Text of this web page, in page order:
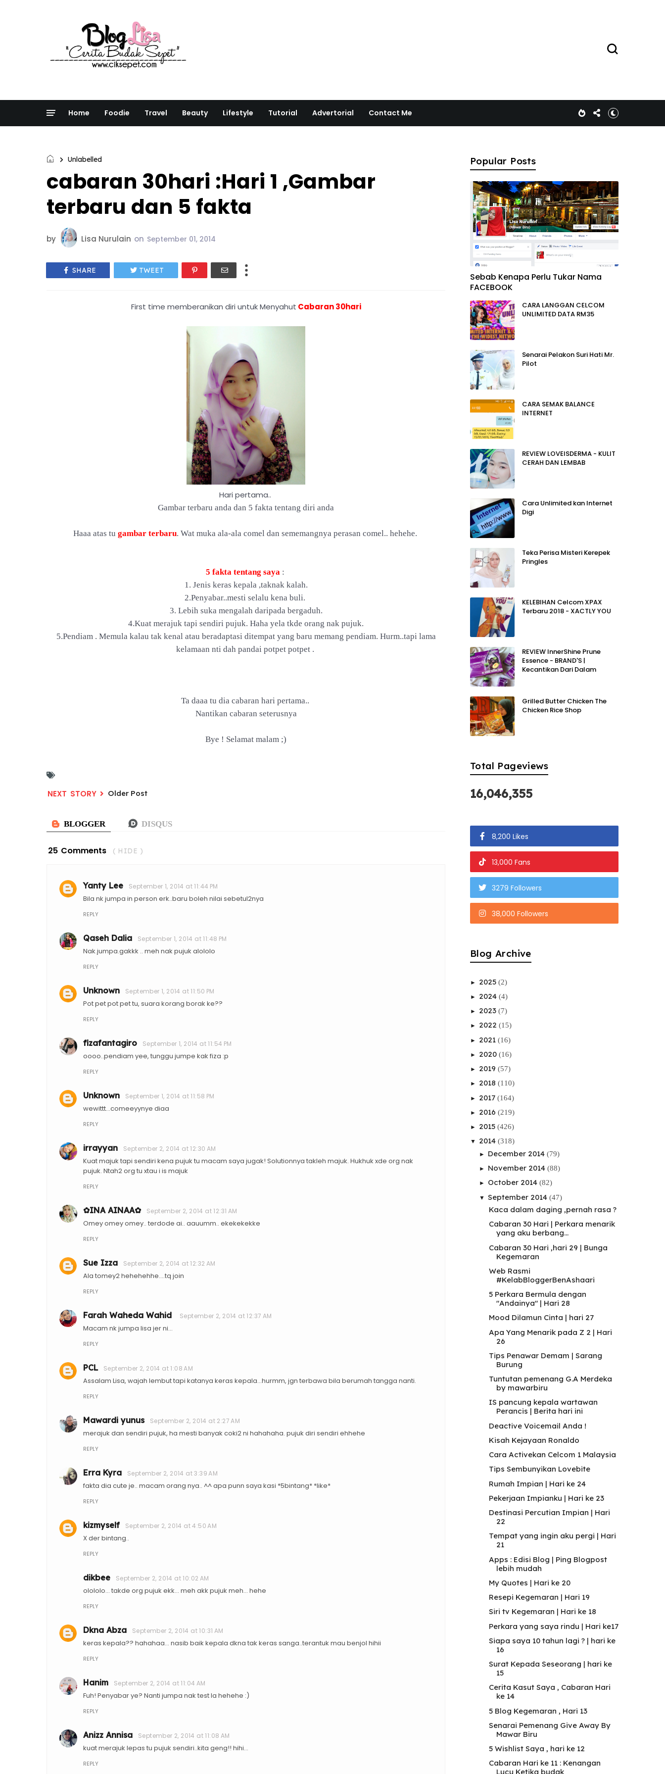
Home Foodie Travel Beauty Lifestyle Tutorial Advertorial Contact Me
Unlabelled
cabaran 30hari :Hari 1 ,Gambar
terbaru dan 5 fakta
by Lisa Nurulain on September 01, 2014
SHARE TWEET
First time memberanikan diri untuk Menyahut Cabaran 30hari
Hari pertama..
Gambar terbaru anda dan 5 fakta tentang diri anda
Haaa atas tu gambar terbaru. Wat muka ala-ala comel dan sememangnya perasan comel.. hehehe.
5 fakta tentang saya:
1. Jenis keras kepala ,taknak kalah.
2.Penyabar..mesti selalu kena buli.
3. Lebih suka mengalah daripada bergaduh.
4.Kuat merajuk tapi sendiri pujuk. Haha yela tkde orang nak pujuk.
5.Pendiam . Memula kalau tak kenal atau beradaptasi ditempat yang baru memang pendiam. Hurm..tapi lama
kelamaan nti dah pandai potpet potpet .
Ta daaa tu dia cabaran hari pertama..
Nantikan cabaran seterusnya
Bye ! Selamat malam ;)
Older Post
25 Comments ( HIDE )
Yanty Lee September 1, 2014 at 11:44 PM
Bila nk jumpa in person erk..baru boleh nilai sebetul2nya
REPLY
Qaseh Dalia September 1, 2014 at 11:48 PM
Nak.jumpa.gakkk .. meh nak pujuk alololo
REPLY
Unknown September 1, 2014 at 11:50 PM
Pot pet pot pet tu, suara korang borak ke??
REPLY
fizafantagiro September 1, 2014 at 11:54 PM
oooo..pendiam yee, tunggu jumpe kak fiza :p
REPLY
Unknown September 1, 2014 at 11:58 PM
wewittt...comeeyynye diaa
REPLY
irrayyan September 2, 2014 at 12:30 AM
Kuat majuk tapi sendiri kena pujuk tu macam saya jugak! Solutionnya takleh majuk. Hukhuk xde org nak
pujuk. Ntah2 org tu xtau i is majuk
REPLY
✿INA AINAA✿ September 2, 2014 at 12:31 AM
Omey omey omey.. terdode ai.. aauumm.. ekekekekke
REPLY
Sue Izza September 2, 2014 at 12:32 AM
Ala tomey2 hehehehhe....tq join
REPLY
Farah Waheda Wahid September 2, 2014 at 12:37 AM
Macam nk jumpa lisa jer ni...
REPLY
PCL September 2, 2014 at 1:08 AM
Assalam Lisa, wajah lembut tapi katanya keras kepala...hurmm, jgn terbawa bila berumah tangga nanti.
REPLY
Mawardi yunus September 2, 2014 at 2:27 AM
merajuk dan sendiri pujuk, ha mesti banyak coki2 ni hahahaha. pujuk diri sendiri ehhehe
REPLY
Erra Kyra September 2, 2014 at 3:39 AM
fakta dia cute je.. macam orang nya.. ^^ apa punn saya kasi *5bintang* *like*
REPLY
kizmyself September 2, 2014 at 4:50 AM
X der bintang..
REPLY
dikbee September 2, 2014 at 10:02 AM
olololo... takde org pujuk ekk... meh akk pujuk meh... hehe
REPLY
Dkna Abza September 2, 2014 at 10:31 AM
keras kepala?? hahahaa... nasib baik kepala dkna tak keras sanga..terantuk mau benjol hihii
REPLY
Hanim September 2, 2014 at 11:04 AM
Fuh! Penyabar ye? Nanti jumpa nak test la hehehe :)
REPLY
Anizz Annisa September 2, 2014 at 11:08 AM
kuat merajuk lepas tu pujuk sendiri..kita geng!! hihi...
REPLY
Popular Posts
Sebab Kenapa Perlu Tukar Nama
FACEBOOK
CARA LANGGAN CELCOM
UNLIMITED DATA RM35
Senarai Pelakon Suri Hati Mr.
Pilot
CARA SEMAK BALANCE
INTERNET
REVIEW LOVEISDERMA - KULIT
CERAH DAN LEMBAB
Cara Unlimited kan Internet
Digi
Teka Perisa Misteri Kerepek
Pringles
KELEBIHAN Celcom XPAX
Terbaru 2018 - XACTLY YOU
REVIEW InnerShine Prune
Essence - BRAND'S |
Kecantikan Dari Dalam
Grilled Butter Chicken The
Chicken Rice Shop
Total Pageviews
16,046,355
8,200 Likes
13,000 Fans
3279 Followers
38,000 Followers
Blog Archive
► 2025 (2)
► 2024 (4)
► 2023 (7)
► 2022 (15)
► 2021 (16)
► 2020 (16)
► 2019 (57)
► 2018 (110)
► 2017 (164)
► 2016 (219)
► 2015 (426)
▼ 2014 (318)
► December 2014 (79)
► November 2014 (88)
► October 2014 (82)
▼ September 2014 (47)
Kaca dalam daging ,pernah rasa ?
Cabaran 30 Hari | Perkara menarik
yang aku berbang...
Cabaran 30 Hari ,hari 29 | Bunga
Kegemaran
Web Rasmi
#KelabBloggerBenAshaari
5 Perkara Bermula dengan
"Andainya" | Hari 28
Mood Dilamun Cinta | hari 27
Apa Yang Menarik pada Z 2 | Hari
26
Tips Penawar Demam | Sarang
Burung
Tuntutan pemenang G.A Merdeka
by mawarbiru
IS pancung kepala wartawan
Perancis | Berita hari ini
Deactive Voicemail Anda !
Kisah Kejayaan Ronaldo
Cara Activekan Celcom 1 Malaysia
Tips Sembunyikan Lovebite
Rumah Impian | Hari ke 24
Pekerjaan Impianku | Hari ke 23
Destinasi Percutian Impian | Hari
22
Tempat yang ingin aku pergi | Hari
21
Apps : Edisi Blog | Ping Blogpost
lebih mudah
My Quotes | Hari ke 20
Resepi Kegemaran | Hari 19
Siri tv Kegemaran | Hari ke 18
Perkara yang saya rindu | Hari ke17
Siapa saya 10 tahun lagi ? | hari ke
16
Surat Kepada Seseorang | hari ke
15
Cerita Kasut Saya , Cabaran Hari
ke 14
5 Blog Kegemaran , Hari 13
Senarai Pemenang Give Away By
Mawar Biru
5 Wishlist Saya , hari ke 12
Cabaran Hari ke 11 : Kenangan
Lucu Ketika budak